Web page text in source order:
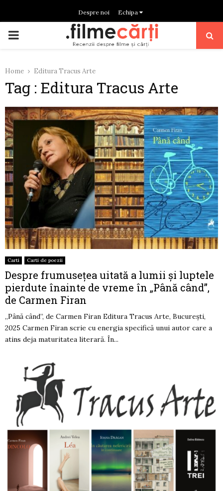
Despre noi Echipa
PRIMARY
Home Editura Tracus Arte
Tag : Editura Tracus Arte
Carti Carti de poezii
Despre frumusețea uitată a lumii și luptele
pierdute înainte de vreme în „Până când”,
de Carmen Firan
„Până când”, de Carmen Firan Editura Tracus Arte, București,
2025 Carmen Firan scrie cu energia specifică unui autor care a
atins deja maturitatea literară. În...